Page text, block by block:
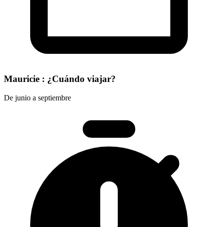
Mauricie : ¿Cuándo viajar?
De junio a septiembre